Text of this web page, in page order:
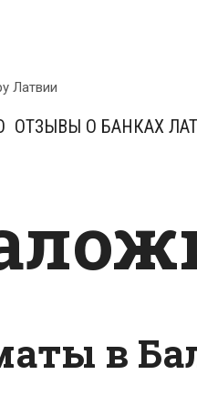
Латвии
ОТЗЫВЫ О БАНКАХ
в